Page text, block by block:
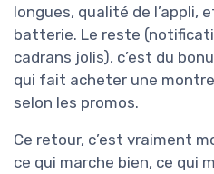
longues, qualité de l’appli,
batterie. Le reste
cadrans jolis), c’est du
qui fait acheter une
selon les promos.
Ce retour, c’est vraiment
ce qui marche bien, ce qui